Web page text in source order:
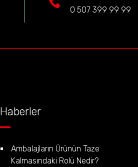
0 507 399 99 99
Haberler
Ambalajların Ürünün Taze
Kalmasındaki Rolü Nedir?